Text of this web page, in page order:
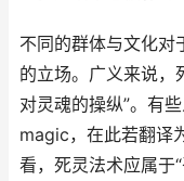
不同的群体与文化对
的立场。广义来说，
对灵魂的操纵”。有
magic，在此若翻译
看，死灵法术应属于